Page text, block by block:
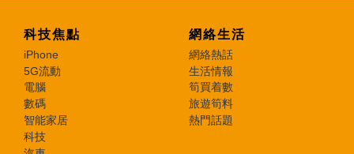
科技焦點
iPhone
5G流動
電腦
數碼
智能家居
科技
網絡生活
網絡熱話
生活情報
筍買着數
旅遊筍料
熱門話題